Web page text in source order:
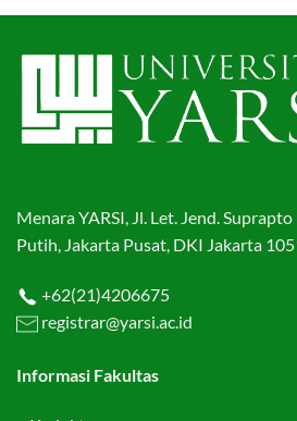
Menara YARSI, Jl. Let. Jend.
Putih, Jakarta Pusat, DKI Jakarta
+62(21)4206675
registrar@yarsi.ac.id
Informasi Fakultas